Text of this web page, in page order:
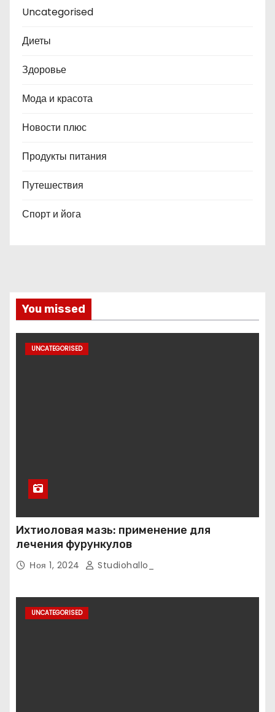
Uncategorised
Диеты
Здоровье
Мода и красота
Новости плюс
Продукты питания
Путешествия
Спорт и йога
You missed
UNCATEGORISED
Ихтиоловая мазь: применение для
лечения фурункулов
Ноя 1, 2024 Studiohallo_
UNCATEGORISED